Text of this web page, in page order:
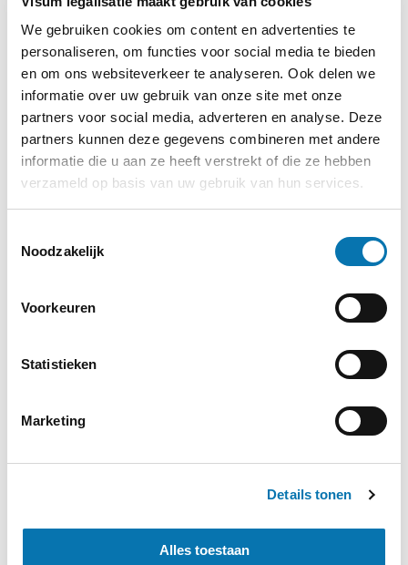
We gebruiken cookies om content en advertenties te
personaliseren, om functies voor social media te bieden
en om ons websiteverkeer te analyseren. Ook delen we
informatie over uw gebruik van onze site met onze
partners voor social media, adverteren en analyse. Deze
partners kunnen deze gegevens combineren met andere
informatie die u aan ze heeft verstrekt of die ze hebben
verzameld op basis van uw gebruik van hun services.
Noodzakelijk
Voorkeuren
Statistieken
Marketing
Details tonen
Alles toestaan
het aantal
bezoeken, de
gemiddelde tijd
die op de website
is doorgebracht
zijn gelezen.
tIds
bezoekt – deze
ervaring van de
bezoeker te